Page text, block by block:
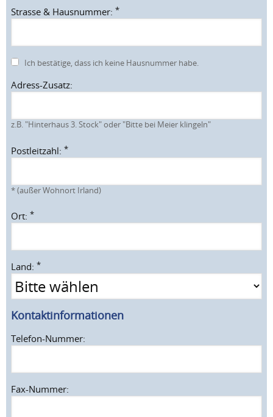
Strasse & Hausnummer: *
Ich bestätige, dass ich keine Hausnummer habe.
Adress-Zusatz:
z.B. "Hinterhaus 3. Stock" oder "Bitte bei Meier klingeln"
Postleitzahl: *
*(außer Wohnort Irland)
Ort: *
Land: *
Kontaktinformationen
Telefon-Nummer:
Fax-Nummer: